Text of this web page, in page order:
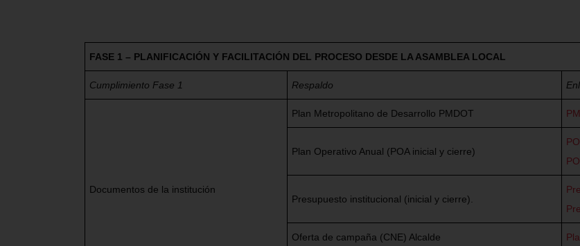
FASE 1 – PLANIFICACIÓN Y FACILITACIÓN DEL PROCESO DESDE LA ASAMBLEA LOCAL
Cumplimiento Fase 1 Respaldo
Documentos de la institución
Plan Metropolitano de Desarrollo PMDOT
Plan Operativo Anual (POA inicial y cierre)
Presupuesto institucional (inicial y cierre).
Oferta de campaña (CNE) Alcalde